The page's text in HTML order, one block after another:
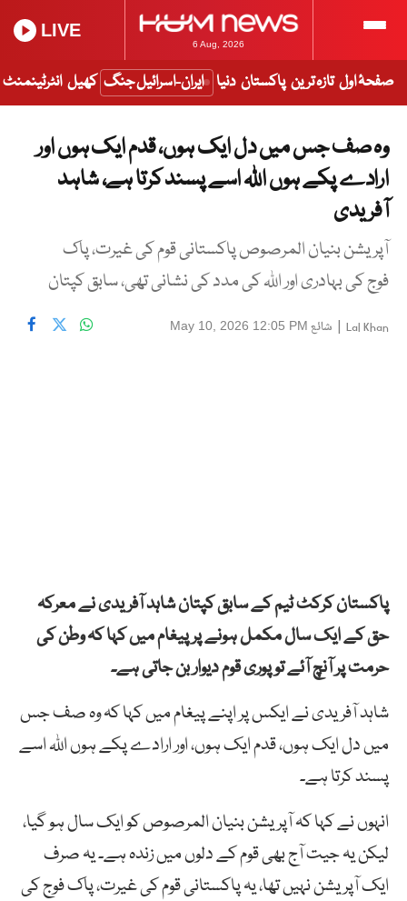
6 Aug, 2026
LIVE
صفحۂ اول تازہ ترین پاکستان دنیا ایران-اسرائیل جنگ کھیل انٹرٹینمنٹ
وہ صف جس میں دل ایک ہوں، قدم ایک ہوں اور
ارادے پکے ہوں اللہ اسے پسند کرتا ہے، شاہد
آفریدی
آپریشن بنیان المرصوص پاکستانی قوم کی غیرت، پاک
فوج کی بہادری اور اللہ کی مدد کی نشانی تھی، سابق کپتان
Lal Khan
| شائع May 10, 2026 12:05 PM
پاکستان کرکٹ ٹیم کے سابق کپتان شاہد آفریدی نے معرکہ
حق کے ایک سال مکمل ہونے پر پیغام میں کہا کہ وطن کی
حرمت پر آنچ آئے تو پوری قوم دیوار بن جاتی ہے۔
شاہد آفریدی نے ایکس پر اپنے پیغام میں کہا کہ وہ صف جس
میں دل ایک ہوں، قدم ایک ہوں، اور ارادے پکے ہوں اللہ اسے
پسند کرتا ہے۔
انہوں نے کہا کہ آپریشن بنیان المرصوص کو ایک سال ہو گیا،
لیکن یہ جیت آج بھی قوم کے دلوں میں زندہ ہے۔ یہ صرف
ایک آپریشن نہیں تھا، یہ پاکستانی قوم کی غیرت، پاک فوج کی